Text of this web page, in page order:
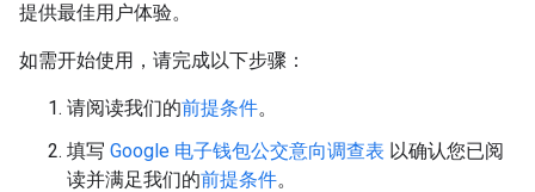
提供最佳用户体验。
如需开始使用，请完成以下步骤：
请阅读我们的前提条件。
填写 Google 电子钱包公交意向调查表 以确认您已阅
读并满足我们的前提条件。